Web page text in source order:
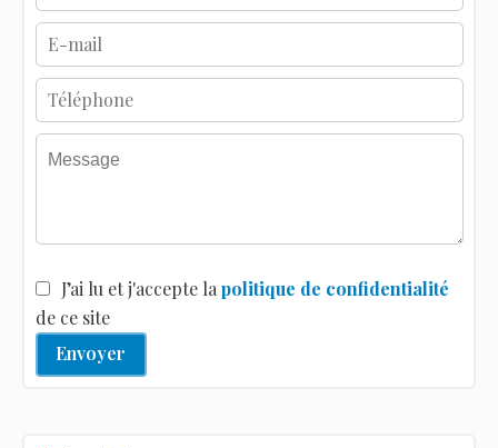
J’ai lu et j'accepte la politique de confidentialité
de ce site
Envoyer